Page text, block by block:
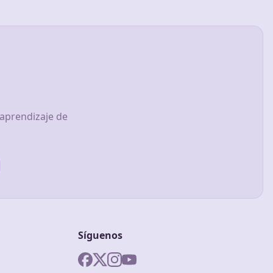
de
Síguenos